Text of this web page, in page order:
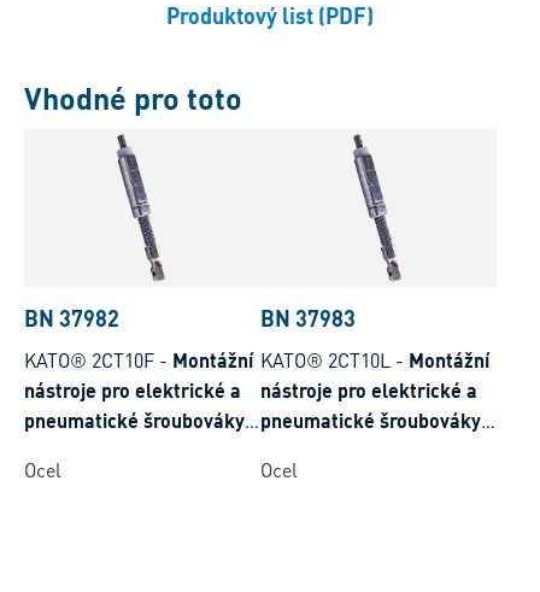
Produktový list (PDF)
Vhodné pro toto
BN 37982
KATO® 2CT10F - Montážní
nástroje pro elektrické a
pneumatické šroubováky
z drátu bez unášeče, s
Ocel
BN 37983
KATO® 2CT10L - Montážní
nástroje pro elektrické a
pneumatické šroubováky
z drátu bez unášeče s
Ocel